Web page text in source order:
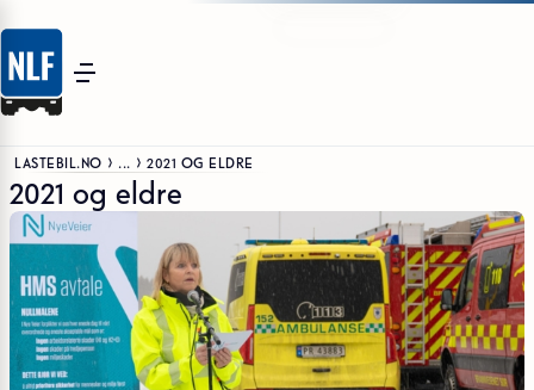
LASTEBIL.NO ... 2021 OG ELDRE
2021 og eldre